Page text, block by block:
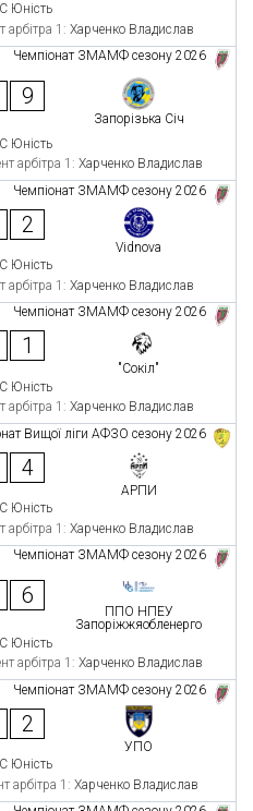
Юність
арбітра 1: Харченко Владислав
Чемпіонат ЗМАМФ сезону 2026
9
Запорізька Січ
Юність
арбітра 1: Харченко Владислав
Чемпіонат ЗМАМФ сезону 2026
2
Vidnova
Юність
арбітра 1: Харченко Владислав
Чемпіонат ЗМАМФ сезону 2026
1
"Сокіл"
Юність
арбітра 1: Харченко Владислав
Вищої ліги АФЗО сезону 2026
4
АРПИ
Юність
арбітра 1: Харченко Владислав
Чемпіонат ЗМАМФ сезону 2026
6
ППО НПЕУ
Запоріжжяобленерго
Юність
арбітра 1: Харченко Владислав
Чемпіонат ЗМАМФ сезону 2026
2
УПО
Юність
арбітра 1: Харченко Владислав